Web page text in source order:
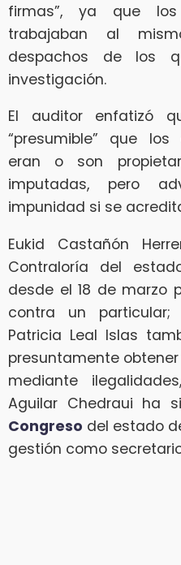
firmas”, ya que
trabajaban al
despachos de los
investigación.
El auditor enfatizó
“presumible” que los
eran o son
imputadas, pero
impunidad si se
Eukid Castañón
Contraloría del
desde el 18 de marzo
contra un
Patricia Leal Islas
presuntamente
mediante
Aguilar Chedraui ha
Congreso del estado
gestión como